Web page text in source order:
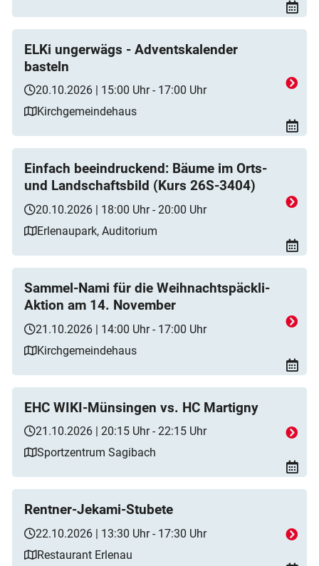
ELKi ungerwägs - Adventskalender
basteln
20.10.2026 | 15:00 Uhr - 17:00 Uhr
Kirchgemeindehaus
Einfach beeindruckend: Bäume im Orts-
und Landschaftsbild (Kurs 26S-3404)
20.10.2026 | 18:00 Uhr - 20:00 Uhr
Erlenaupark, Auditorium
Sammel-Nami für die Weihnachtspäckli-
Aktion am 14. November
21.10.2026 | 14:00 Uhr - 17:00 Uhr
Kirchgemeindehaus
EHC WIKI-Münsingen vs. HC Martigny
21.10.2026 | 20:15 Uhr - 22:15 Uhr
Sportzentrum Sagibach
Rentner-Jekami-Stubete
22.10.2026 | 13:30 Uhr - 17:30 Uhr
Restaurant Erlenau